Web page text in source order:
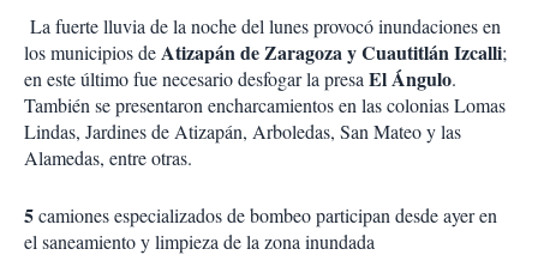
La fuerte lluvia de la noche del lunes provocó inundaciones en
los municipios deAtizapán de Zaragoza y Cuautitlán Izcalli;
en este último fue necesario desfogar la presaEl Ángulo.
También se presentaron encharcamientos en las colonias Lomas
Lindas, Jardines de Atizapán, Arboledas, San Mateo y las
Alamedas, entre otras.
5camiones especializados de bombeo participan desde ayer en
el saneamiento y limpieza de la zona inundada